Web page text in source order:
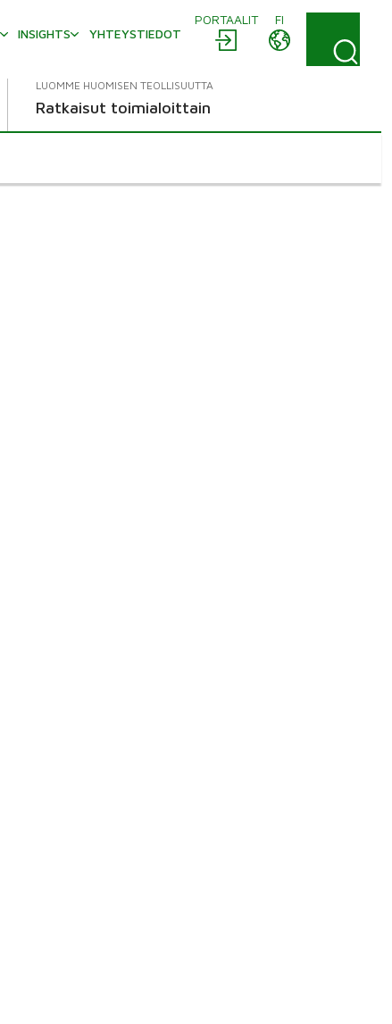
PORTAALIT
FI
INSIGHTS YHTEYSTIEDOT
LUOMME HUOMISEN TEOLLISUUTTA
Ratkaisut toimialoittain